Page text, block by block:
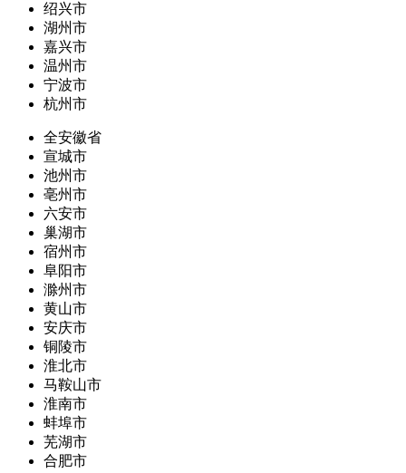
绍兴市
湖州市
嘉兴市
温州市
宁波市
杭州市
全安徽省
宣城市
池州市
亳州市
六安市
巢湖市
宿州市
阜阳市
滁州市
黄山市
安庆市
铜陵市
淮北市
马鞍山市
淮南市
蚌埠市
芜湖市
合肥市